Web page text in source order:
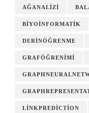
AĞANALIZI
BIYOINFORMATIK
DERINÖĞRENME
GRAFÖĞRENIMI
LINKPREDICTION